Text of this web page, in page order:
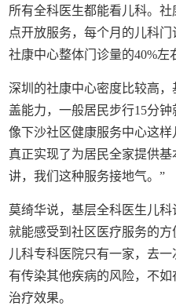
所有全科医生都能看儿科。
点开放服务，每个月的儿科门
社康中心整体门诊量的40%左
深圳的社康中心密度比较高
盖能力，一般居民步行15分
像下沙社区健康服务中心这样
真正实现了为居民全家提供
讲，我们这种服务接地气。”
莫绮华说，基层全科医生儿
就能感受到社区医疗服务的
儿科专科医院只有一家，去
有传染其他疾病的风险，不
治疗效果。